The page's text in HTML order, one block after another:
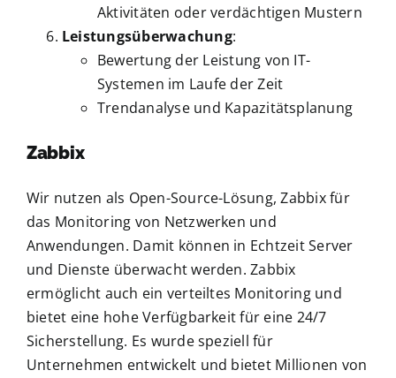
Aktivitäten oder verdächtigen Mustern
Leistungsüberwachung:
Bewertung der Leistung von IT-
Systemen im Laufe der Zeit
Trendanalyse und Kapazitätsplanung
Zabbix
Wir nutzen als Open-Source-Lösung, Zabbix für
das Monitoring von Netzwerken und
Anwendungen. Damit können in Echtzeit Server
und Dienste überwacht werden. Zabbix
ermöglicht auch ein verteiltes Monitoring und
bietet eine hohe Verfügbarkeit für eine 24/7
Sicherstellung. Es wurde speziell für
Unternehmen entwickelt und bietet Millionen von